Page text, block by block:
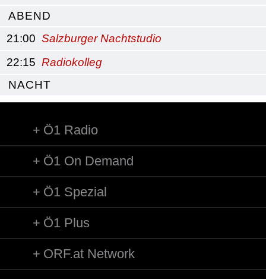
ABEND
21:00 Salzburger Nachtstudio
22:15 Radiokolleg
NACHT
Ö1 Radio
Ö1 On Demand
Ö1 Spezial
Ö1 Plus
ORF.at Network